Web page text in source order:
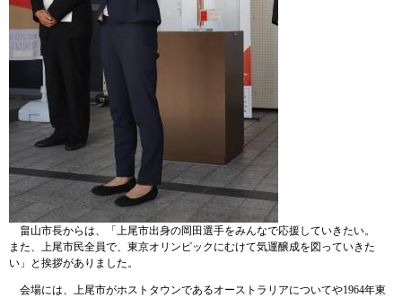
畠山市長からは、「上尾市出身の岡田選手をみんなで応援していきたい。
また、上尾市民全員で、東京オリンピックにむけて気運醸成を図っていきた
い」と挨拶がありました。
会場には、上尾市がホストタウンであるオーストラリアについてや1964年東